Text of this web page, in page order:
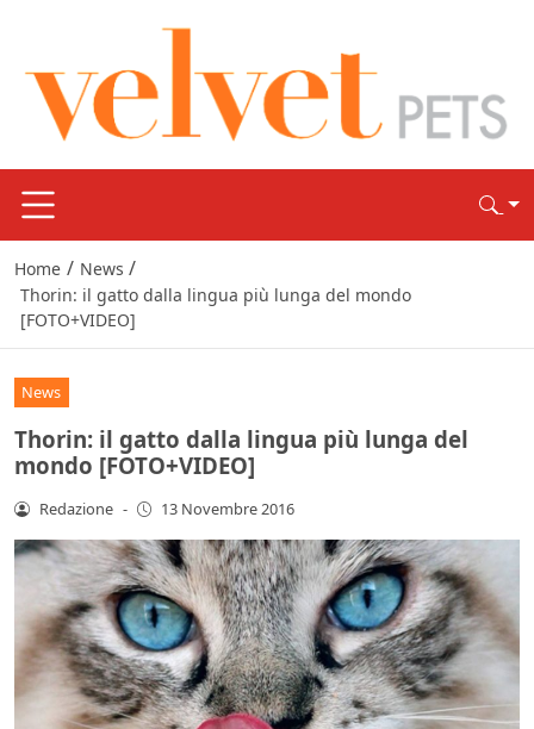
Home / News /
Thorin: il gatto dalla lingua più lunga del mondo
[FOTO+VIDEO]
News
Thorin: il gatto dalla lingua più lunga del
mondo [FOTO+VIDEO]
Redazione - 13 Novembre 2016